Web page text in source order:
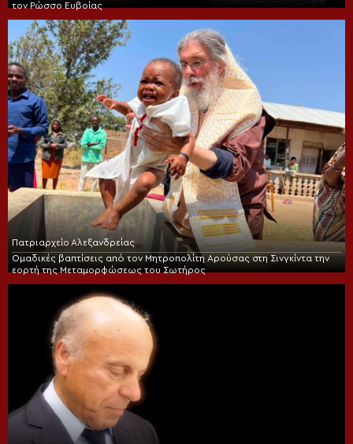
τον Ρώσσο Ευβοίας
Πατριαρχείο Αλεξανδρείας
Ομαδικές βαπτίσεις από τον Μητροπολίτη Αρούσας στη Σινγκίντα την
εορτή της Μεταμορφώσεως του Σωτήρος